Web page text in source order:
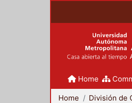
Home
Home